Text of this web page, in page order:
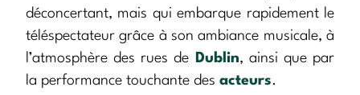
déconcertant, mais qui embarque rapidement le
téléspectateur grâce à son ambiance musicale, à
l’atmosphère des rues de
Dublin, ainsi que par
la performance touchante des acteurs.